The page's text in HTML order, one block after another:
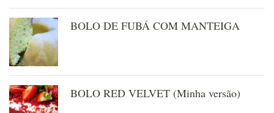
BOLO DE FUBÁ COM MANTEIGA
BOLO RED VELVET (Minha versão)